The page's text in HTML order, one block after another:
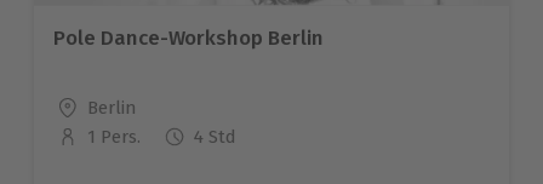
Pole Dance-Workshop Berlin
Standort
Berlin
Anzahl der Teilnehmer
1 Pers. 4 Std